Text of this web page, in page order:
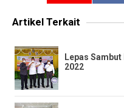
Artikel Terkait
Lepas
2022